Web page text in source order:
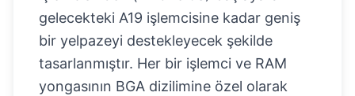
gelecekteki A19 işlemcisine kadar geniş
bir yelpazeyi destekleyecek şekilde
tasarlanmıştır. Her bir işlemci ve RAM
yongasının BGA dizilimine özel olarak